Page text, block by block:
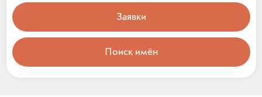
Заявки
Поиск имён